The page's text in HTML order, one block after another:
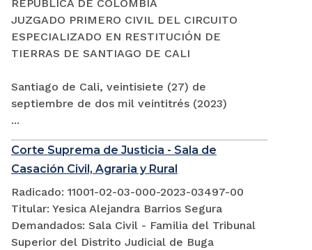
REPÚBLICA DE COLOMBIA
JUZGADO PRIMERO CIVIL DEL CIRCUITO
ESPECIALIZADO EN RESTITUCIÓN DE
TIERRAS DE SANTIAGO DE CALI
Santiago de Cali, veintisiete (27) de
septiembre de dos mil veintitrés (2023)
...
Corte Suprema de Justicia - Sala de
Casación Civil, Agraria y Rural
Radicado: 11001-02-03-000-2023-03497-00
Titular: Yesica Alejandra Barrios Segura
Demandados: Sala Civil - Familia del Tribunal
Superior del Distrito Judicial de Buga